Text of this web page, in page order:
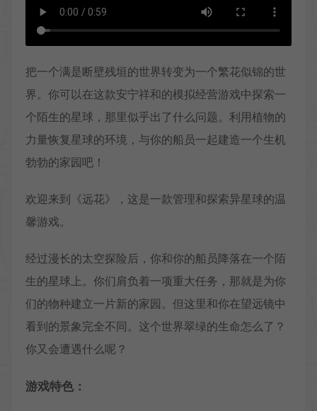
把一个满是断壁残垣的世界转变为一个繁花似锦的世
界。你可以在这款安宁祥和的模拟经营游戏中探索一
个陌生的星球，那里似乎出了什么问题。利用植物的
力量恢复星球的环境，与你的船员一起建造一个生机
勃勃的家园吧！
欢迎来到《远花》，这是一款管理和探索异星球的温
馨游戏。
经过漫长的太空探险后，你和你的船员降落在一个陌
生的星球上。你们肩负着一项重大任务，那就是为你
们的物种建立一片新的家园。但这里和你在望远镜中
看到的景象完全不同。这个世界翠绿的生命怎么了？
你又会遭遇什么呢？
游戏特色：